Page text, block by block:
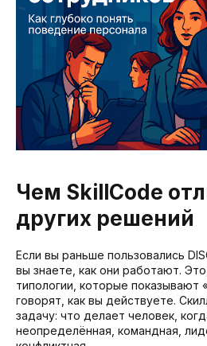
Чем SkillCode
других решений
Если вы раньше пользовались
вы знаете, как они работают.
типологии, которые показывают
говорят, как вы действуете.
задачу: что делает человек,
неопределённая, командная,